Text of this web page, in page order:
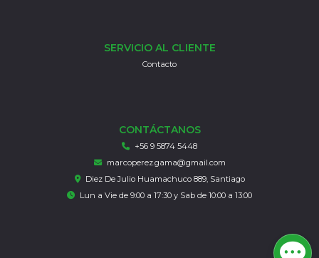
SERVICIO AL CLIENTE
Contacto
CONTÁCTANOS
+56 9 5874 5448
marcoperez.gama@gmail.com
Diez De Julio Huamachuco 889, Santiago
Lun a Vie de 9:00 a 17:30 y Sab de 10:00 a 13:00